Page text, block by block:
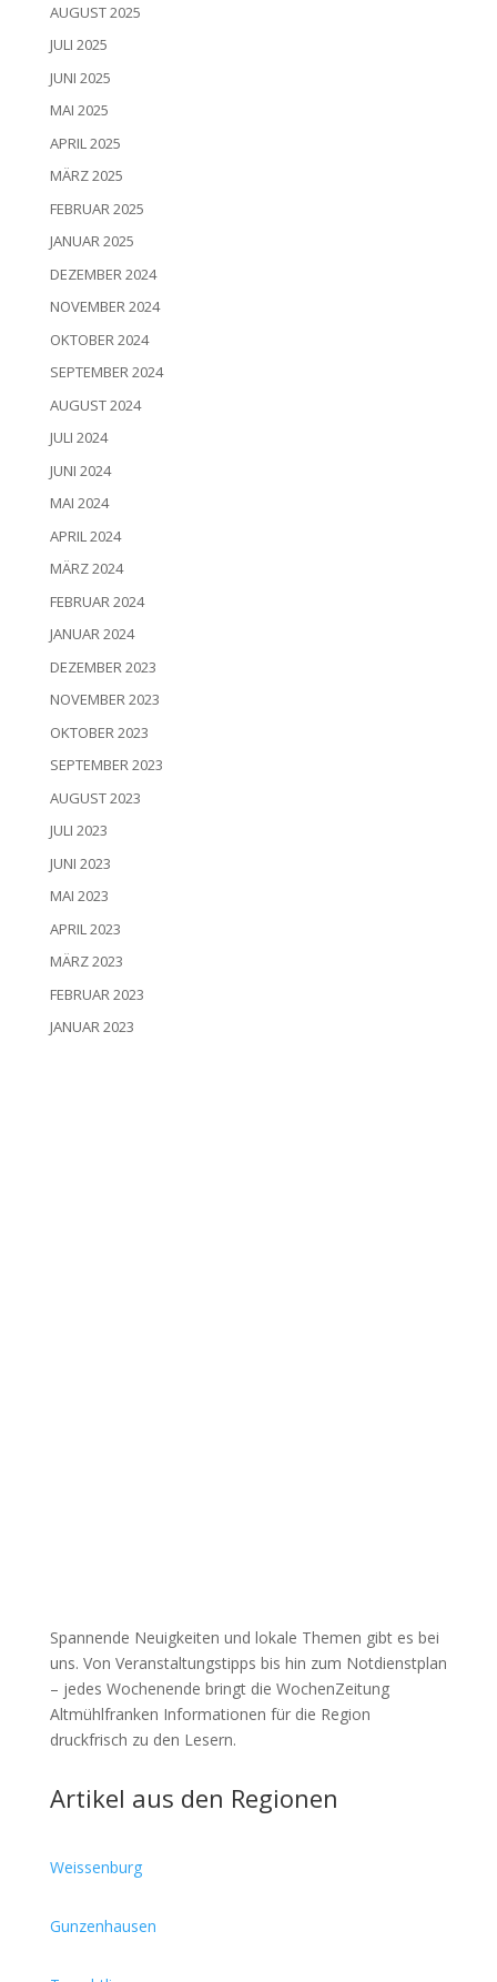
AUGUST 2025
JULI 2025
JUNI 2025
MAI 2025
APRIL 2025
MÄRZ 2025
FEBRUAR 2025
JANUAR 2025
DEZEMBER 2024
NOVEMBER 2024
OKTOBER 2024
SEPTEMBER 2024
AUGUST 2024
JULI 2024
JUNI 2024
MAI 2024
APRIL 2024
MÄRZ 2024
FEBRUAR 2024
JANUAR 2024
DEZEMBER 2023
NOVEMBER 2023
OKTOBER 2023
SEPTEMBER 2023
AUGUST 2023
JULI 2023
JUNI 2023
MAI 2023
APRIL 2023
MÄRZ 2023
FEBRUAR 2023
JANUAR 2023
Spannende Neuigkeiten und lokale Themen gibt es bei
uns. Von Veranstaltungstipps bis hin zum Notdienstplan
– jedes Wochenende bringt die WochenZeitung
Altmühlfranken Informationen für die Region
druckfrisch zu den Lesern.
Artikel aus den Regionen
Weissenburg
Gunzenhausen